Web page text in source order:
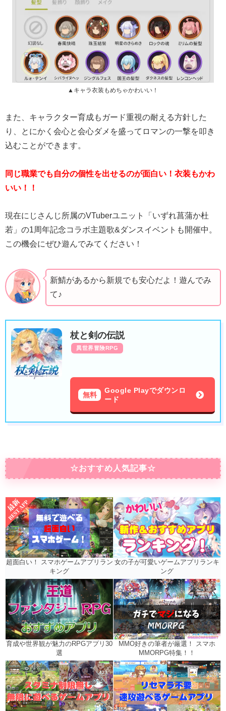
▲キャラ衣装もめちゃかわいい！
また、キャラクター育成もガード重視の耐える方針した
り、とにかく会心と会心ダメを盛ってロマンの一撃を叩き
込むことができます。
同じ職業でも自分の個性を出せるのが面白い！衣装もかわ
いい！！
現在にじさんじ所属のVTuberユニット「いずれ菖蒲か杜
若」の1周年記念コラボ主題歌&ダンスイベントも開催中。
この機会にぜひ遊んでみてください！
新鯖があるから新規でも安心だよ！遊んでみ
て♪
杖と剣の伝説
異世界冒険RPG
無料
Google Playでダウンロ
ード
☆おすすめ人気記事☆
超面白い！ スマホゲームアプリラン
キング
女の子が可愛いゲームアプリランキ
ング
育成や世界観が魅力のRPGアプリ30
選
MMO好きの筆者が厳選！ スマホ
MMORPG特集！！